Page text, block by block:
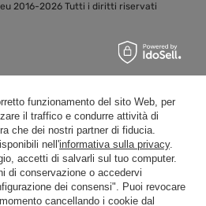
2016-2026 Tutti i diritti riservati
funzionamento del sito Web, per
il traffico e condurre attività di
che dei nostri partner di fiducia.
nell'informativa sulla privacy.
accetti di salvarli sul tuo computer.
di conservazione o accedervi
dei consensi". Puoi revocare
cancellando i cookie dal